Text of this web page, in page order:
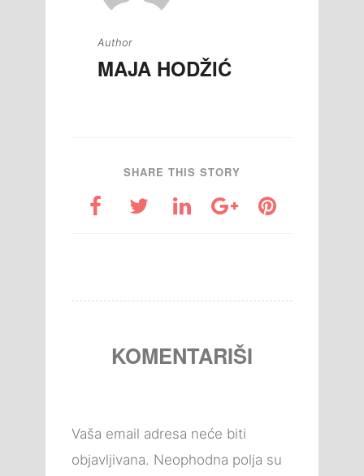
Author
MAJA HODŽIĆ
SHARE THIS STORY
KOMENTARIŠI
Vaša email adresa neće biti
objavljivana. Neophodna polja su